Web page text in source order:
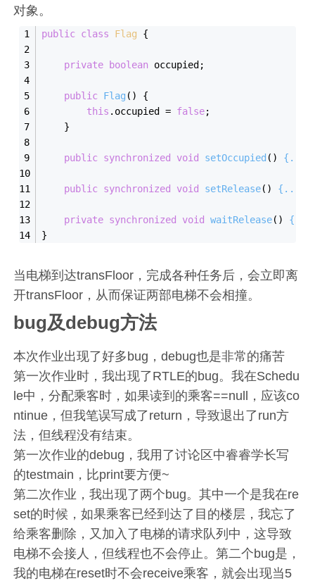
对象。
public class Flag {
private boolean occupied;
public Flag ()
{
this .occupied = false;
    }
public synchronized void setOccupied () {...}
public synchronized void setRelease() {...}
private synchronized void waitRelease()
}
当电梯到达transFloor，完成各种任务后，会立即离
开transFloor，从而保证两部电梯不会相撞。
bug及debug方法
本次作业出现了好多bug，debug也是非常的痛苦
第一次作业时，我出现了RTLE的bug。我在Schedu
le中，分配乘客时，如果读到的乘客==null，应该co
ntinue，但我笔误写成了return，导致退出了run方
法，但线程没有结束。
第一次作业的debug，我用了讨论区中睿睿学长写
的testmain，比print要方便~
第二次作业，我出现了两个bug。其中一个是我在re
set的时候，如果乘客已经到达了目的楼层，我忘了
给乘客删除，又加入了电梯的请求队列中，这导致
电梯不会接人，但线程也不会停止。第二个bug是，
我的电梯在reset时不会receive乘客，就会出现当5